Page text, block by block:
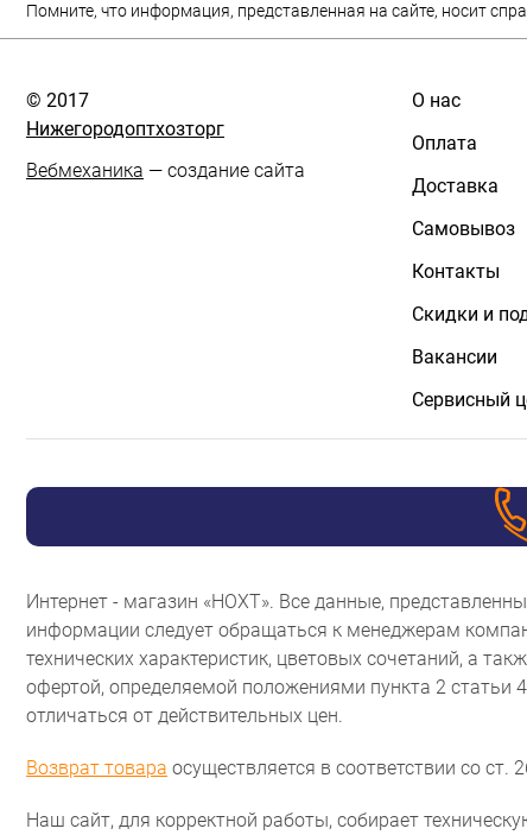
Помните, что информация, представленная на сайте, носит
© 2017
Нижегородоптхозторг
Вебмеханика — создание сайта
О нас
Оплата
Доставка
Самовывоз
Контакты
Скидки и
Вакансии
Сервисный
Интернет - магазин «НОХТ». Все данные,
информации следует обращаться к менеджерам
технических характеристик, цветовых сочетаний, а
офертой, определяемой положениями пункта 2
отличаться от действительных цен.
Возврат товара осуществляется в соответствии со ст.
Наш сайт, для корректной работы, собирает